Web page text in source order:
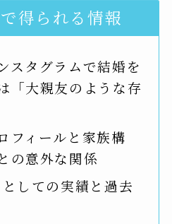
得られる情報
スタグラムで結婚を
「大親友のような存
フィールと家族構
の意外な関係
しての実績と過去